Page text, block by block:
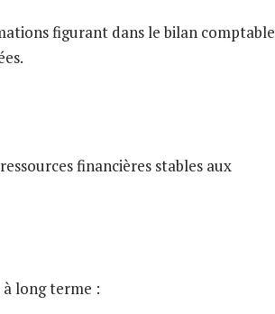
figurant dans le bilan comptable
financières stables aux
long terme :